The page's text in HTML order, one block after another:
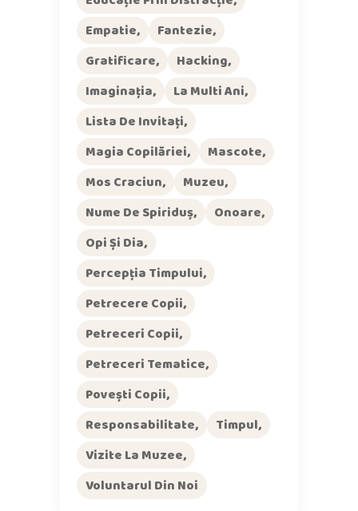
Empatie
Fantezie
Gratificare
Hacking
Imaginația
La Multi Ani
Lista De Invitați
Magia Copilăriei
Mascote
Mos Craciun
Muzeu
Nume De Spiriduș
Onoare
Opi Și Dia
Percepția Timpului
Petrecere Copii
Petreceri Copii
Petreceri Tematice
Povești Copii
Responsabilitate
Timpul
Vizite La Muzee
Voluntarul Din Noi